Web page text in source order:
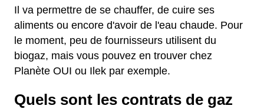
Il va permettre de se chauffer, de cuire ses
aliments ou encore d'avoir de l'eau chaude. Pour
le moment, peu de fournisseurs utilisent du
biogaz, mais vous pouvez en trouver chez
Planète OUI ou Ilek par exemple.
Quels sont les contrats de gaz